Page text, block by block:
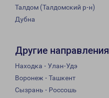
Талдом (Талдомский р-н)
Дубна
Другие направления
Находка - Улан-Удэ
Воронеж - Ташкент
Сызрань - Россошь